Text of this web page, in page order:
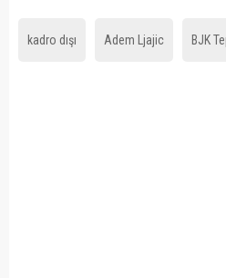
kadro dışı Adem Ljajic BJK